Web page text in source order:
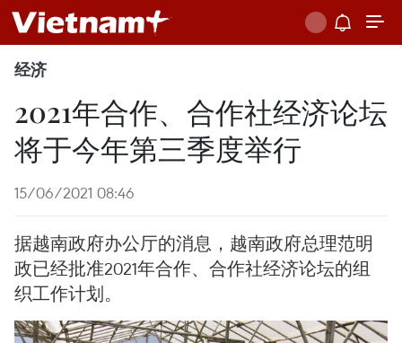
经济
2021年合作、合作社经济论坛
将于今年第三季度举行
15/06/2021 08:46
据越南政府办公厅的消息，越南政府总理范明
政已经批准2021年合作、合作社经济论坛的组
织工作计划。